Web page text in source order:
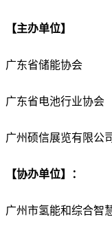
【主办单位】
广东省储能协会
广东省电池行业协会
广州硕信展览有限公
【协办单位】：
广州市氢能和综合智